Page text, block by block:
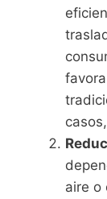
aire o